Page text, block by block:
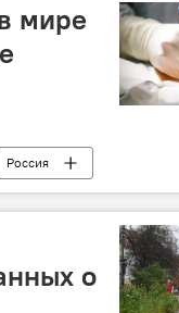
мире
Россия
о